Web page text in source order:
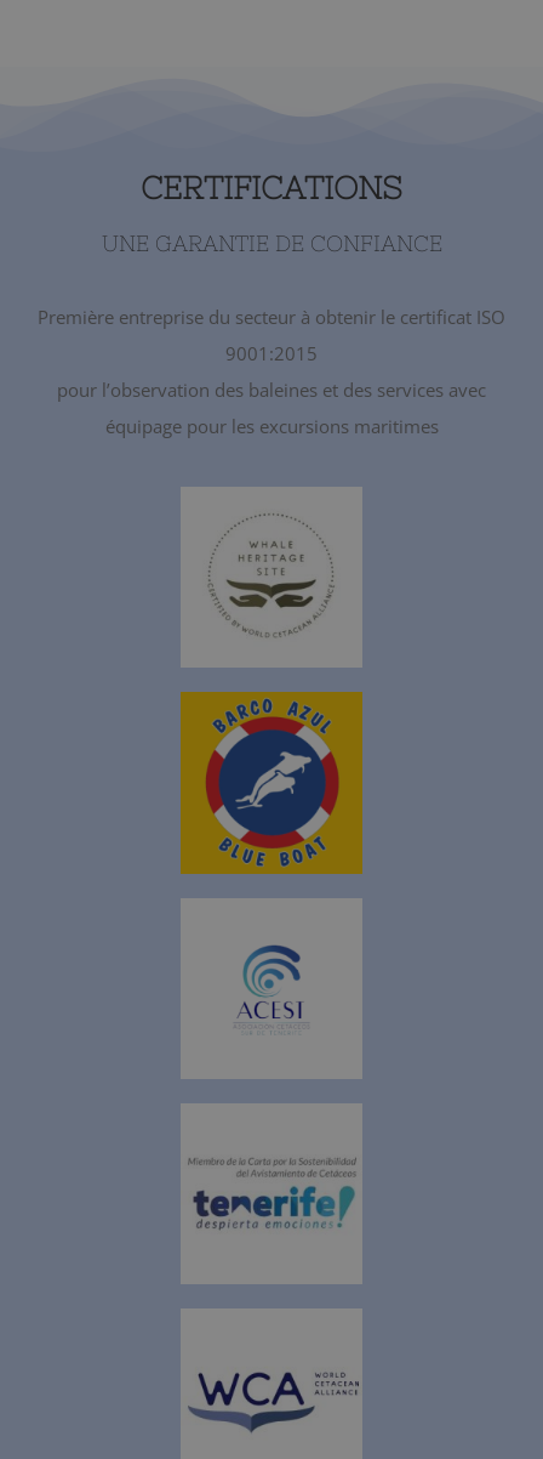
CERTIFICATIONS
UNE GARANTIE DE CONFIANCE
Première entreprise du secteur à obtenir le certificat ISO
9001:2015
pour l’observation des baleines et des services avec
équipage pour les excursions maritimes